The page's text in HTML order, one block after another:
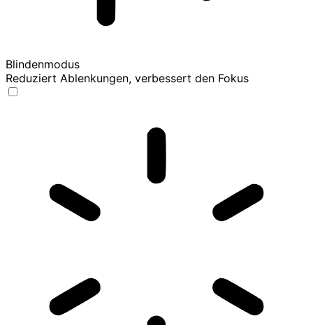
Blindenmodus
Reduziert Ablenkungen, verbessert den Fokus